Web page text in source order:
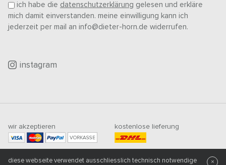
ich habe die datenschutzerklärung gelesen und erkläre
mich damit einverstanden. meine einwilligung kann ich
jederzeit per mail an info@dieter-horn.de widerrufen.
instagram
wir akzeptieren
VORKASSE
kostenlose lieferung
500CHF
diese webseite verwendet ausschliesslich technisch notwendige ×